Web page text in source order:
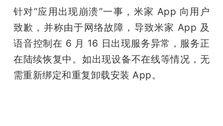
针对“应用出现崩溃”一事，米家 App 向用户
致歉，并称由于网络故障，导致米家 App 及
语音控制在 6 月 16 日出现服务异常，服务正
在陆续恢复中。如出现设备不在线等情况，无
需重新绑定和重复卸载安装 App。